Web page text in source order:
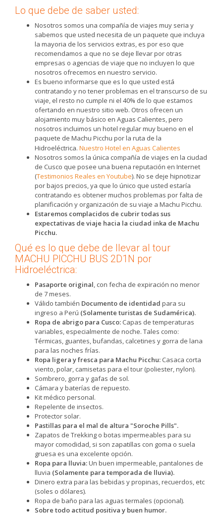
Lo que debe de saber usted:
Nosotros somos una compañía de viajes muy seria y
sabemos que usted necesita de un paquete que incluya
la mayoria de los servicios extras, es por eso que
recomendamos a que no se deje llevar por otras
empresas o agencias de viaje que no incluyen lo que
nosotros ofrecemos en nuestro servicio.
Es bueno informarse que es lo que usted está
contratando y no tener problemas en el transcurso de su
viaje, el resto no cumple ni el 40% de lo que estamos
ofertando en nuestro sitio web. Otros ofrecen un
alojamiento muy básico en Aguas Calientes, pero
nosotros incluimos un hotel regular muy bueno en el
paquete de Machu Picchu por la ruta de la
Hidroeléctrica. Nuestro Hotel en Aguas Calientes
Nosotros somos la única compañía de viajes en la ciudad
de Cusco que posee una buena reputación en Internet
(Testimonios Reales en Youtube). No se deje hipnotizar
por bajos precios, ya que lo único que usted estaría
contratando es obtener muchos problemas por falta de
planificación y organización de su viaje a Machu Picchu.
Estaremos complacidos de cubrir todas sus
expectativas de viaje hacia la ciudad inka de Machu
Picchu.
Qué es lo que debe de llevar al tour
MACHU PICCHU BUS 2D1N por
Hidroeléctrica:
Pasaporte original , con fecha de expiración no menor
de 7 meses.
Válido también Documento de identidad para su
ingreso a Perú (Solamente turistas de Sudamérica).
Ropa de abrigo para Cusco: Capas de temperaturas
variables, especialmente de noche. Tales como:
Térmicas, guantes, bufandas, calcetines y gorra de lana
para las noches frías.
Ropa ligera y fresca para Machu Picchu: Casaca corta
viento, polar, camisetas para el tour (poliester, nylon).
Sombrero, gorra y gafas de sol.
Cámara y baterías de repuesto.
Kit médico personal.
Repelente de insectos.
Protector solar.
Pastillas para el mal de altura "Soroche Pills".
Zapatos de Trekking o botas impermeables para su
mayor comodidad, si son zapatillas con goma o suela
gruesa es una excelente opción.
Ropa para lluvia:Un buen impermeable, pantalones de
lluvia (Solamente para temporada de lluvia).
Dinero extra para las bebidas y propinas, recuerdos, etc
(soles o dólares).
Ropa de baño para las aguas termales (opcional).
Sobre todo actitud positiva y buen humor.